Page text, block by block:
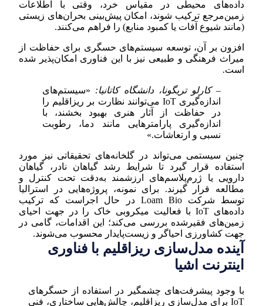
داده‌های محیطی در مقیاس خرد، وقتی با اطلاعات
زمین‌مرجع ترکیب شوند، امکان پیش‌بینی بحران‌های زیستی
(مانند شیوع آفات یا کمبود منابع) را فراهم می‌کنند.
افزون بر آن، توسعه سیستم‌های حسگری برای حفاظت از
میراث فرهنگی و طبیعی نیز با این فناوری امکان‌پذیر شده
است.
– کارلو تریگونا، دانشگاه کاتانیا: «سیستم‌های
اندازه‌گیری IoT می‌توانند نظارت بر ریزاقلیم را
در حفاظت از آثار هنری بهبود بخشند، با
اندازه‌گیری پارامترهایی مانند دما، رطوبت
نسبی و ارتعاشات.»
چنین سیستمی می‌تواند در گلخانه‌های تحقیقاتی نیز مورد
استفاده قرار گیرد تا شرایط رشد گیاهان نادر، گیاهان
دارویی یا ژرم‌پلاسم‌های ارزشمند به‌دقت تحت کنترل و
مطالعه قرار گیرند. برای نمونه، پروژه‌هایی در استرالیا
توسط شرکت Loam Bio در حال اجراست که ترکیب
داده‌های IoT با فعالیت میکروبی خاک را در جهت احیای
زمین‌های فقیرشده بررسی می‌کند؛ این اقدامات، گامی در
جهت کشاورزی احیاگر و زیست‌پایدار محسوب می‌شوند.
آینده مدل‌سازی ریزاقلیم با فناوری
اینترنت اشیا
با وجود پیشرفت‌های چشمگیر در استفاده از حسگرهای
IoT برای مدل‌سازی ریزاقلیم، چالش‌هایی ساختاری، فنی